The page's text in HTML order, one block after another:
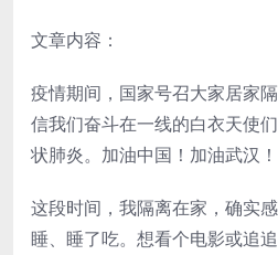
文章内容：
疫情期间，国家号召大家居家
信我们奋斗在一线的白衣天使
状肺炎。加油中国！加油武汉！
这段时间，我隔离在家，确实
睡、睡了吃。想看个电影或追